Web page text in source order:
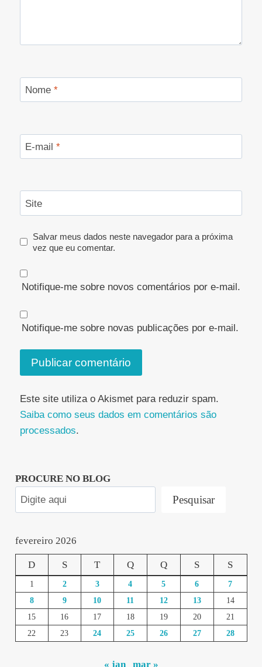
Nome *
E-mail *
Site
Salvar meus dados neste navegador para a próxima
vez que eu comentar.
Notifique-me sobre novos comentários por e-mail.
Notifique-me sobre novas publicações por e-mail.
Este site utiliza o Akismet para reduzir spam.
Saiba como seus dados em comentários são
processados.
PROCURE NO BLOG
Pesquisar
fevereiro 2026
D S T Q Q S S
1 2 3 4 5 6
7
8
9 10 11 12 13
14
15
16 17 18 19 20
21
22
23 24 25 26 27 28
« jan mar »